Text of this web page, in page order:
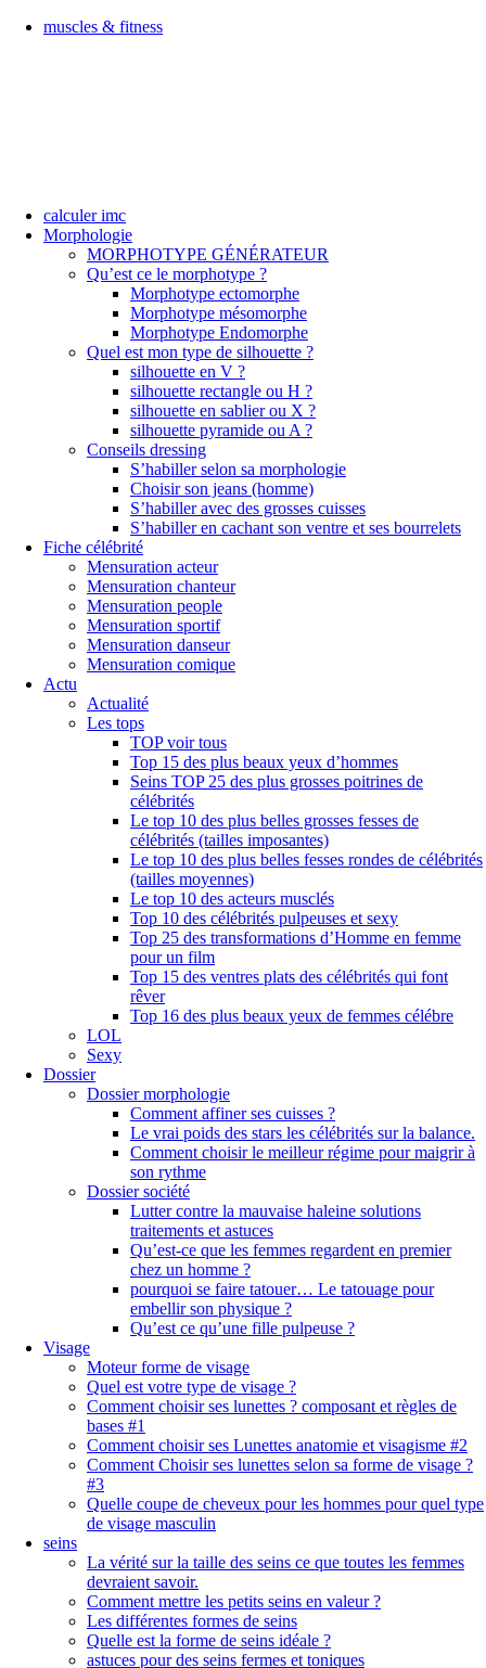
muscles & fitness
calculer imc
Morphologie
MORPHOTYPE GÉNÉRATEUR
Qu’est ce le morphotype ?
Morphotype ectomorphe
Morphotype mésomorphe
Morphotype Endomorphe
Quel est mon type de silhouette ?
silhouette en V ?
silhouette rectangle ou H ?
silhouette en sablier ou X ?
silhouette pyramide ou A ?
Conseils dressing
S’habiller selon sa morphologie
Choisir son jeans (homme)
S’habiller avec des grosses cuisses
S’habiller en cachant son ventre et ses bourrelets
Fiche célébrité
Mensuration acteur
Mensuration chanteur
Mensuration people
Mensuration sportif
Mensuration danseur
Mensuration comique
Actu
Actualité
Les tops
TOP voir tous
Top 15 des plus beaux yeux d’hommes
Seins TOP 25 des plus grosses poitrines de
célébrités
Le top 10 des plus belles grosses fesses de
célébrités (tailles imposantes)
Le top 10 des plus belles fesses rondes de célébrités
(tailles moyennes)
Le top 10 des acteurs musclés
Top 10 des célébrités pulpeuses et sexy
Top 25 des transformations d’Homme en femme
pour un film
Top 15 des ventres plats des célébrités qui font
rêver
Top 16 des plus beaux yeux de femmes célébre
LOL
Sexy
Dossier
Dossier morphologie
Comment affiner ses cuisses ?
Le vrai poids des stars les célébrités sur la balance.
Comment choisir le meilleur régime pour maigrir à
son rythme
Dossier société
Lutter contre la mauvaise haleine solutions
traitements et astuces
Qu’est-ce que les femmes regardent en premier
chez un homme ?
pourquoi se faire tatouer… Le tatouage pour
embellir son physique ?
Qu’est ce qu’une fille pulpeuse ?
Visage
Moteur forme de visage
Quel est votre type de visage ?
Comment choisir ses lunettes ? composant et règles de
bases #1
Comment choisir ses Lunettes anatomie et visagisme #2
Comment Choisir ses lunettes selon sa forme de visage ?
#3
Quelle coupe de cheveux pour les hommes pour quel type
de visage masculin
seins
La vérité sur la taille des seins ce que toutes les femmes
devraient savoir.
Comment mettre les petits seins en valeur ?
Les différentes formes de seins
Quelle est la forme de seins idéale ?
astuces pour des seins fermes et toniques